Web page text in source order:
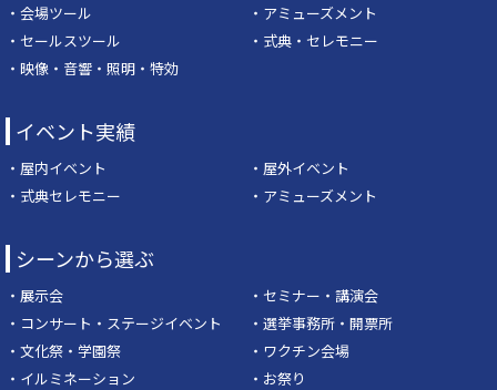
・会場ツール
・アミューズメント
・セールスツール
・式典・セレモニー
・映像・音響・照明・特効
イベント実績
・屋内イベント
・屋外イベント
・式典セレモニー
・アミューズメント
シーンから選ぶ
・展示会
・セミナー・講演会
・コンサート・ステージイベント
・選挙事務所・開票所
・文化祭・学園祭
・ワクチン会場
・イルミネーション
・お祭り